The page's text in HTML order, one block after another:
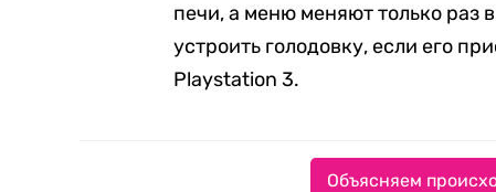
печи, а меню меняют только раз
устроить голодовку, если его
Playstation 3.
Объясняем